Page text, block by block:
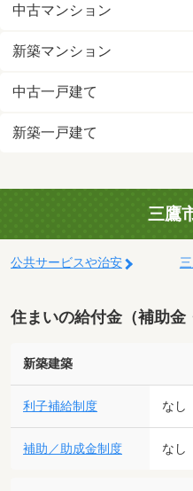
中古マンション
新築マンション
中古一戸建て
新築一戸建て
三鷹
公共サービスや治安
住まいの給付金（補助金
新築建築
利子補給制度 なし
補助／助成金制度 なし